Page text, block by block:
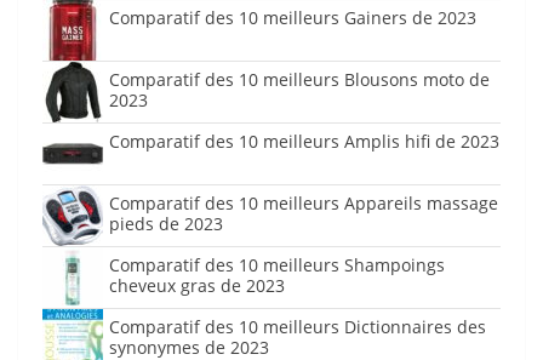
Comparatif des 10 meilleurs Gainers de 2023
Comparatif des 10 meilleurs Blousons moto de
2023
Comparatif des 10 meilleurs Amplis hifi de 2023
Comparatif des 10 meilleurs Appareils massage
pieds de 2023
Comparatif des 10 meilleurs Shampoings
cheveux gras de 2023
Comparatif des 10 meilleurs Dictionnaires des
synonymes de 2023